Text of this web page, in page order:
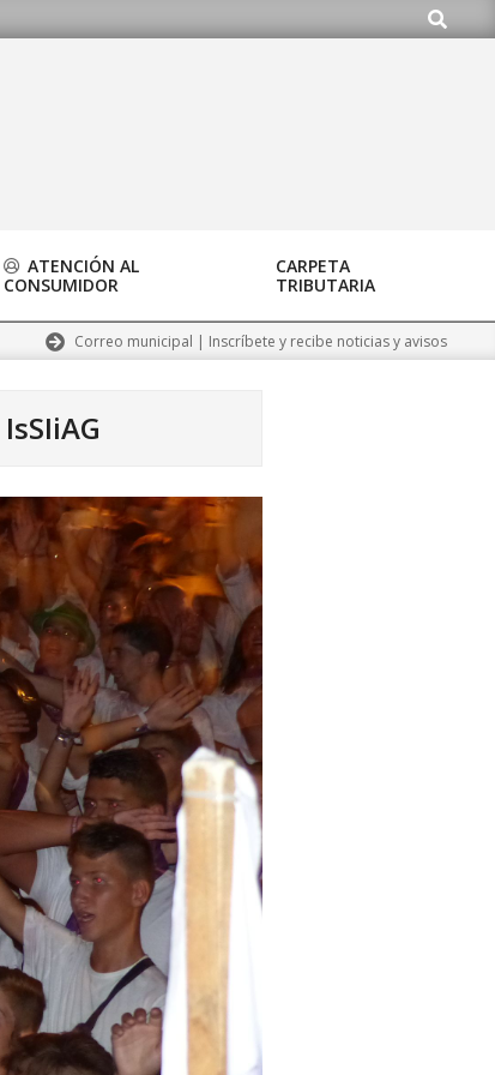
Buscar
ATENCIÓN AL
CONSUMIDOR
CARPETA
TRIBUTARIA
Correo municipal | Inscríbete y recibe noticias y avisos
IsSIiAG